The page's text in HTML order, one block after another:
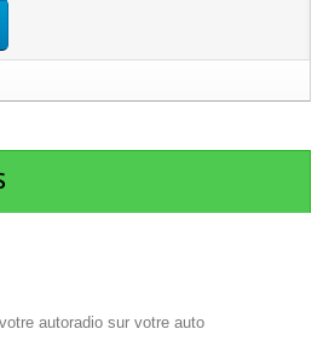
autoradio sur votre auto